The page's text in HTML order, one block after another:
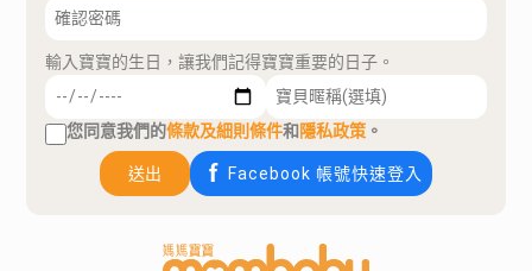
輸入寶寶的生日，讓我們記得寶寶重要的日子。
您同意我們的條款及細則條件和隱私政策 。
送出 Facebook 帳號快速登入